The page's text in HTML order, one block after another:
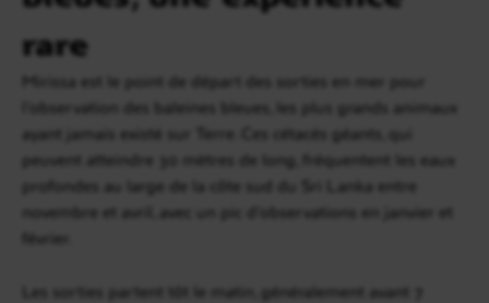
rare
Mirissa est le point de départ des sorties en mer pour
l’observation des baleines bleues, les plus grands animaux
ayant jamais existé sur Terre. Ces cétacés géants, qui
peuvent atteindre 30 mètres de long, fréquentent les eaux
profondes au large de la côte sud du Sri Lanka entre
novembre et avril, avec un pic d’observations en janvier et
février.
Les sorties partent tôt le matin, généralement avant 7